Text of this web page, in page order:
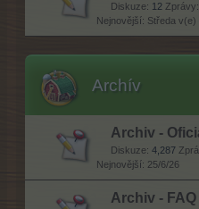
Diskuze: 12 Zprávy:
Středa v(e)
Archív
Archiv -
Diskuze: 4,287
25/6/26
Archiv - FAQ